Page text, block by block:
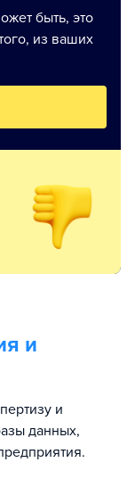
быть, это
из ваших
и
и
данных,